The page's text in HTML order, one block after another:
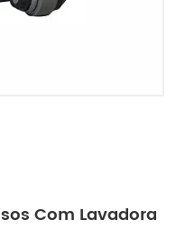
Com Lavadora